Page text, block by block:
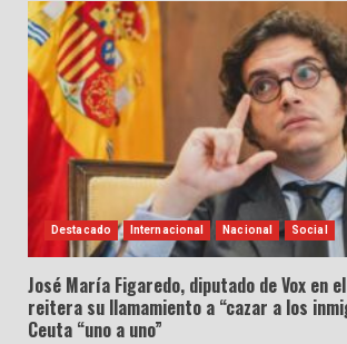
Destacado Internacional Nacional Social
José María Figaredo, diputado de Vox en
reitera su llamamiento a “cazar a los
Ceuta “uno a uno”